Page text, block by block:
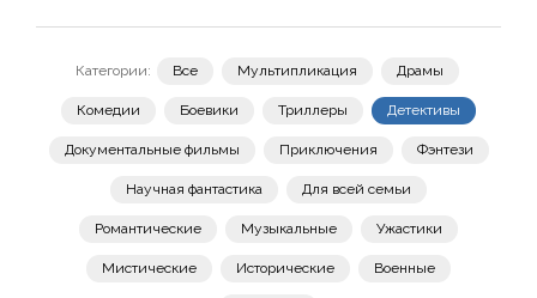
Категории: Все Мультипликация Драмы
Комедии Боевики Триллеры Детективы
Документальные фильмы Приключения Фэнтези
Научная фантастика Для всей семьи
Романтические Музыкальные Ужастики
Мистические Исторические Военные